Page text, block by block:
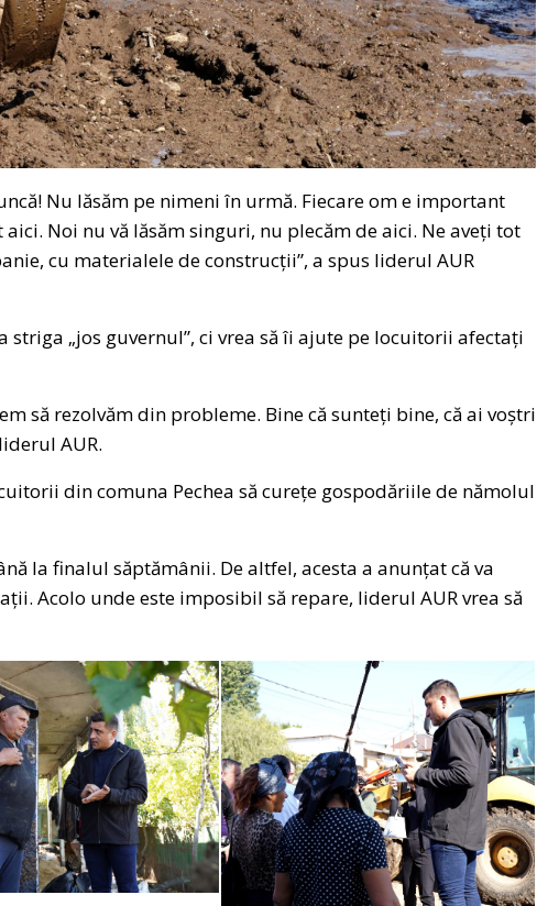
Nu lăsăm pe nimeni în urmă. Fiecare om e important
Noi nu vă lăsăm singuri, nu plecăm de aici. Ne aveți tot
cu materialele de construcții”, a spus liderul AUR
striga „jos guvernul”, ci vrea să îi ajute pe locuitorii afectați
să rezolvăm din probleme. Bine că sunteți bine, că ai voștri
AUR.
din comuna Pechea să curețe gospodăriile de nămolul
la finalul săptămânii. De altfel, acesta a anunțat că va
Acolo unde este imposibil să repare, liderul AUR vrea să